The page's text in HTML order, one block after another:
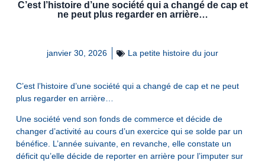
C’est l’histoire d’une société qui a changé de cap et
ne peut plus regarder en arrière…
janvier 30, 2026 La petite histoire du jour
C’est l’histoire d’une société qui a changé de cap et ne peut
plus regarder en arrière…
Une société vend son fonds de commerce et décide de
changer d’activité au cours d’un exercice qui se solde par un
bénéfice. L’année suivante, en revanche, elle constate un
déficit qu’elle décide de reporter en arrière pour l’imputer sur